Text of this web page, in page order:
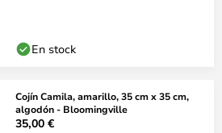
En stock
Cojín Camila, amarillo, 35 cm x 35 cm,
algodón - Bloomingville
35,00 €